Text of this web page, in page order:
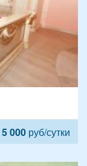
5 000 руб/сутки